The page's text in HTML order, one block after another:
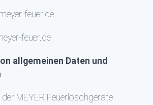
feuer.de
feuer.de
allgemeinen Daten und
der MEYER Feuerlöschgeräte